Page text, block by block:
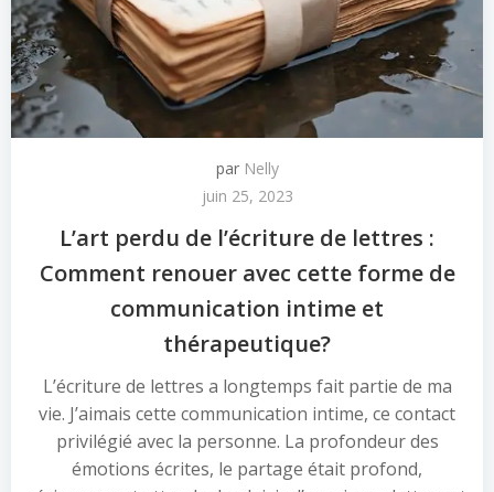
par Nelly
juin 25, 2023
L’art perdu de l’écriture de lettres :
Comment renouer avec cette forme de
communication intime et
thérapeutique?
L’écriture de lettres a longtemps fait partie de ma
vie. J’aimais cette communication intime, ce contact
privilégié avec la personne. La profondeur des
émotions écrites, le partage était profond,